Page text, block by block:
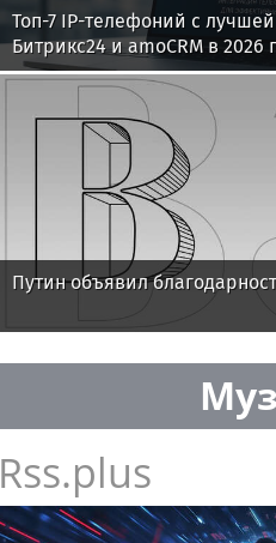
Топ-7 IP-телефоний с
Битрикс24 и amoCRM в 2026
Путин объявил
Rss.plus